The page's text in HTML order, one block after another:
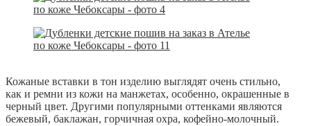
Кожаные вставки в тон изделию выглядят очень стильно,
как и ремни из кожи на манжетах, особенно, окрашенные в
черный цвет. Другими популярными оттенками являются
бежевый, баклажан, горчичная охра, кофейно-молочный.